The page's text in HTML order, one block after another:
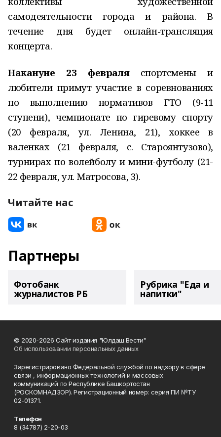
самодеятельности города и района. В
течение дня будет онлайн-трансляция
концерта.
Накануне 23 февраляспортсмены и
любители примут участие в соревнованиях
по выполнению нормативов ГТО (9-11
ступени), чемпионате по гиревому спорту
(20 февраля, ул. Ленина, 21), хоккее в
валенках (21 февраля, с. Староянтузово),
турнирах по волейболу и мини-футболу (21-
22 февраля, ул. Матросова, 3).
Читайте нас
Партнеры
Фотобанк
журналистов РБ
Рубрика "Еда и
напитки"
© 2020-2026 Сайт издания "Юлдаш.Вести"
Об использовании персональных данных
Зарегистрировано Федеральной службой по надзору в сфере
связи , информационных технологий и массовых
коммуникаций по Республике Башкортостан
(РОСКОМНАДЗОР). Регистрационный номер: серия ПИ №ТУ
02-01371.
Телефон
8 (34787) 2-20-03